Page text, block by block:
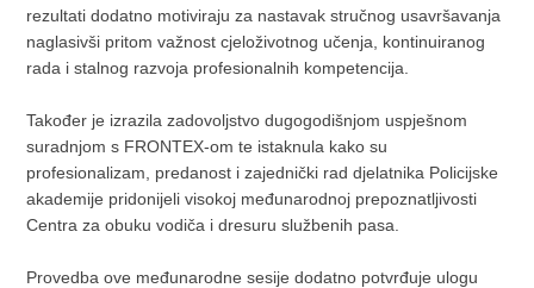
rezultati dodatno motiviraju za nastavak stručnog usavršavanja
naglasivši pritom važnost cjeloživotnog učenja, kontinuiranog
rada i stalnog razvoja profesionalnih kompetencija.
Također je izrazila zadovoljstvo dugogodišnjom uspješnom
suradnjom s FRONTEX-om te istaknula kako su
profesionalizam, predanost i zajednički rad djelatnika Policijske
akademije pridonijeli visokoj međunarodnoj prepoznatljivosti
Centra za obuku vodiča i dresuru službenih pasa.
Provedba ove međunarodne sesije dodatno potvrđuje ulogu